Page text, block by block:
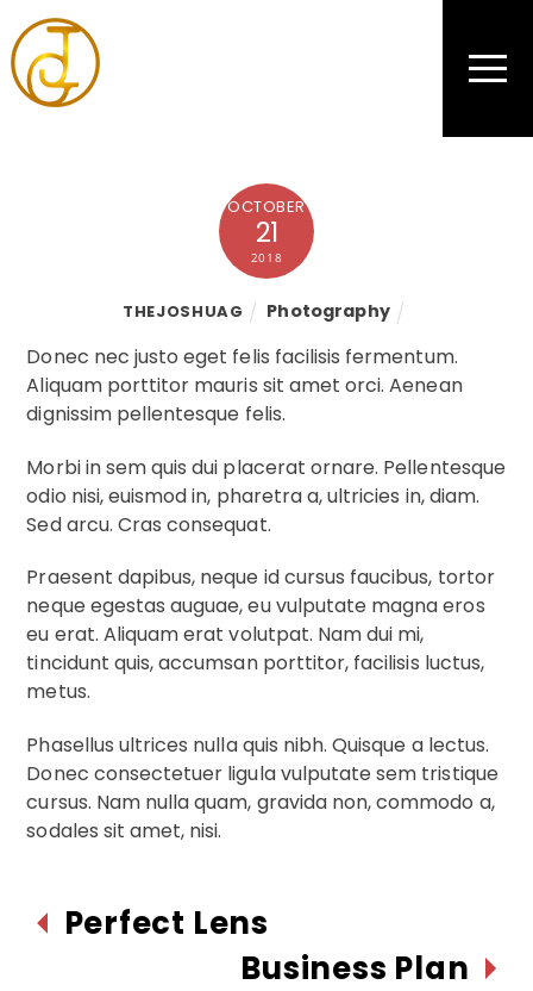
OCTOBER
21
2018
THEJOSHUAG Photography
Donec nec justo eget felis facilisis fermentum.
Aliquam porttitor mauris sit amet orci. Aenean
dignissim pellentesque felis.
Morbi in sem quis dui placerat ornare. Pellentesque
odio nisi, euismod in, pharetra a, ultricies in, diam.
Sed arcu. Cras consequat.
Praesent dapibus, neque id cursus faucibus, tortor
neque egestas auguae, eu vulputate magna eros
eu erat. Aliquam erat volutpat. Nam dui mi,
tincidunt quis, accumsan porttitor, facilisis luctus,
metus.
Phasellus ultrices nulla quis nibh. Quisque a lectus.
Donec consectetuer ligula vulputate sem tristique
cursus. Nam nulla quam, gravida non, commodo a,
sodales sit amet, nisi.
Perfect Lens
Business Plan